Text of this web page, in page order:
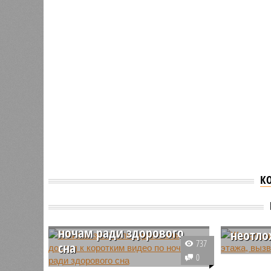
В Китае захотели
ограничить доступ к
ночам ради здорового
сна
Китайский эксперт выступил с
737
0
Якутии